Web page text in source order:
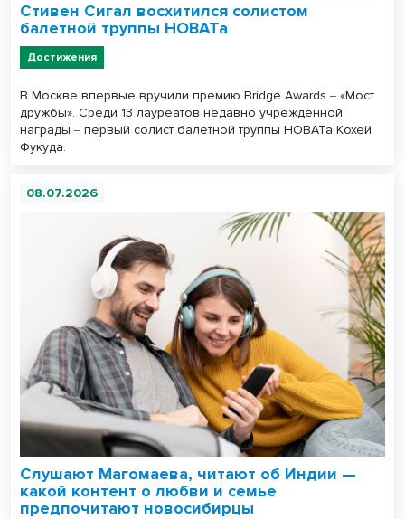
Стивен Сигал восхитился солистом
балетной труппы НОВАТа
Достижения
В Москве впервые вручили премию Bridge Awards ‒ «Мост
дружбы». Среди 13 лауреатов недавно учрежденной
награды ‒ первый солист балетной труппы НОВАТа Кохей
Фукуда.
08.07.2026
Слушают Магомаева, читают об Индии —
какой контент о любви и семье
предпочитают новосибирцы